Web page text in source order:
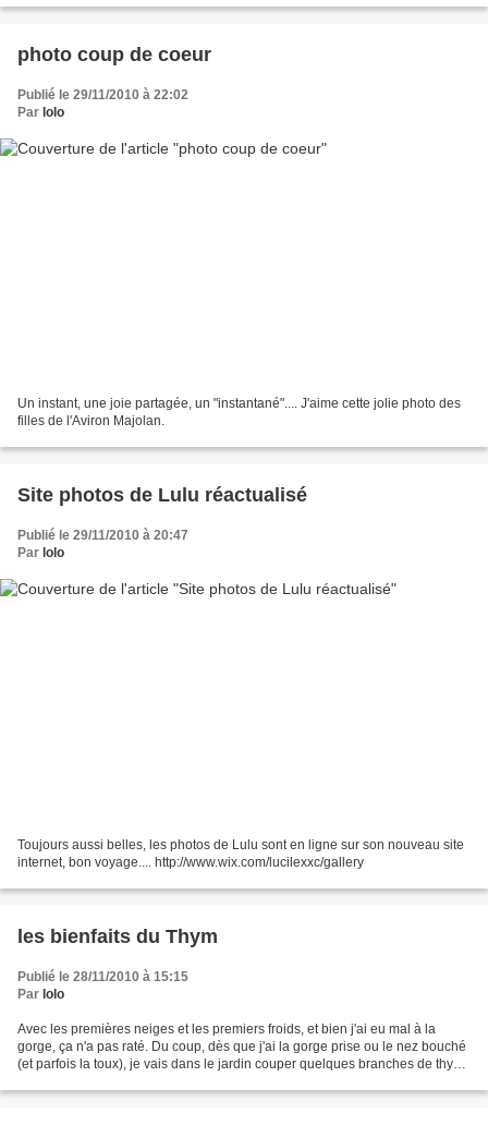
photo coup de coeur
Publié le 29/11/2010 à 22:02
Par lolo
Un instant, une joie partagée, un "instantané".... J'aime cette jolie photo des
filles de l'Aviron Majolan.
Site photos de Lulu réactualisé
Publié le 29/11/2010 à 20:47
Par lolo
Toujours aussi belles, les photos de Lulu sont en ligne sur son nouveau site
internet, bon voyage.... http://www.wix.com/lucilexxc/gallery
les bienfaits du Thym
Publié le 28/11/2010 à 15:15
Par lolo
Avec les premières neiges et les premiers froids, et bien j'ai eu mal à la
gorge, ça n'a pas raté. Du coup, dès que j'ai la gorge prise ou le nez bouché
(et parfois la toux), je vais dans le jardin couper quelques branches de thym